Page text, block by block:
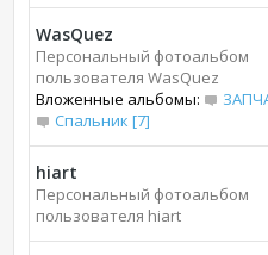
WasQuez
Персональный фотоальбом
пользователя WasQuez
Вложенные альбомы:
Спальник [7]
hiart
Персональный фотоальбом
пользователя hiart